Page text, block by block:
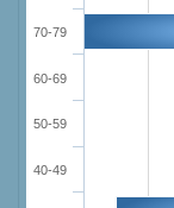
40-49
50-59
60-69
70-79